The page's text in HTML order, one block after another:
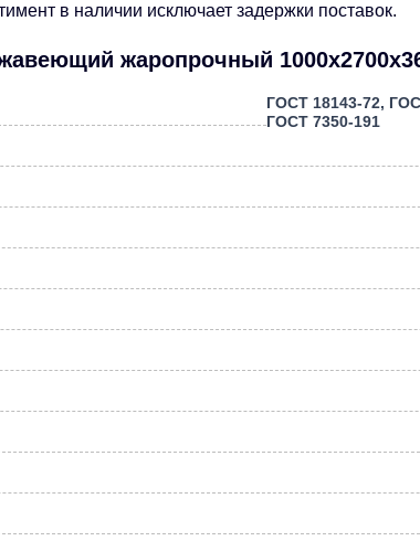
в наличии исключает задержки поставок.
жаропрочный
ГОСТ 18143-72,
ГОСТ 7350-191